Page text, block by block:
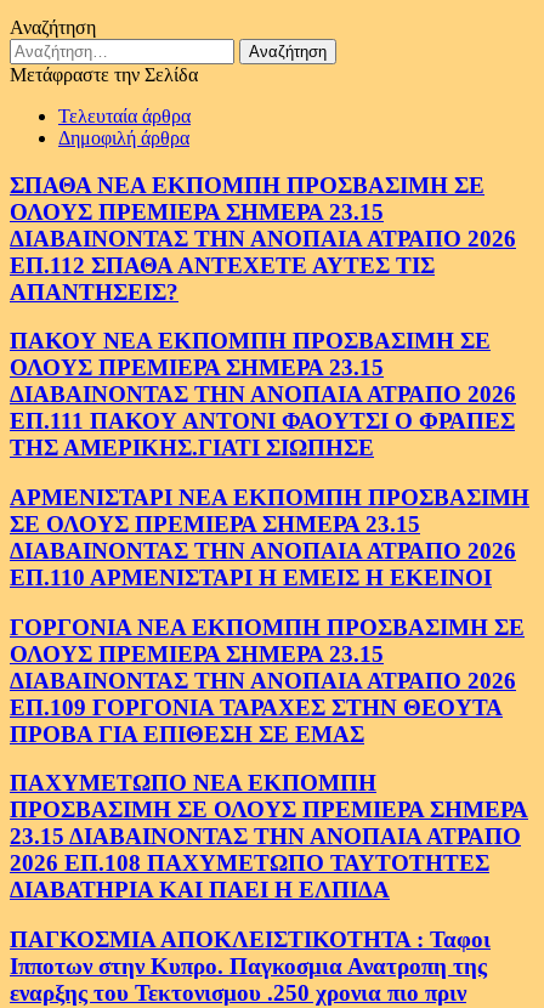
Αναζήτηση
Αναζήτηση
για:
Μετάφραστε την Σελίδα
Τελευταία άρθρα
Δημοφιλή άρθρα
ΣΠΑΘΑ ΝΕΑ ΕΚΠΟΜΠΗ ΠΡΟΣΒΑΣΙΜΗ ΣΕ
ΟΛΟΥΣ ΠΡΕΜΙΕΡΑ ΣΗΜΕΡΑ 23.15
ΔΙΑΒΑΙΝΟΝΤΑΣ ΤΗΝ ΑΝΟΠΑΙΑ ΑΤΡΑΠΟ 2026
ΕΠ.112 ΣΠΑΘΑ ΑΝΤΕΧΕΤΕ ΑΥΤΕΣ ΤΙΣ
ΑΠΑΝΤΗΣΕΙΣ?
ΠΑΚΟΥ ΝΕΑ ΕΚΠΟΜΠΗ ΠΡΟΣΒΑΣΙΜΗ ΣΕ
ΟΛΟΥΣ ΠΡΕΜΙΕΡΑ ΣΗΜΕΡΑ 23.15
ΔΙΑΒΑΙΝΟΝΤΑΣ ΤΗΝ ΑΝΟΠΑΙΑ ΑΤΡΑΠΟ 2026
ΕΠ.111 ΠΑΚΟΥ ΑΝΤΟΝΙ ΦΑΟΥΤΣΙ Ο ΦΡΑΠΕΣ
ΤΗΣ ΑΜΕΡΙΚΗΣ.ΓΙΑΤΙ ΣΙΩΠΗΣΕ
ΑΡΜΕΝΙΣΤΑΡΙ ΝΕΑ ΕΚΠΟΜΠΗ ΠΡΟΣΒΑΣΙΜΗ
ΣΕ ΟΛΟΥΣ ΠΡΕΜΙΕΡΑ ΣΗΜΕΡΑ 23.15
ΔΙΑΒΑΙΝΟΝΤΑΣ ΤΗΝ ΑΝΟΠΑΙΑ ΑΤΡΑΠΟ 2026
ΕΠ.110 ΑΡΜΕΝΙΣΤΑΡΙ Η ΕΜΕΙΣ Η ΕΚΕΙΝΟΙ
ΓΟΡΓΟΝΙΑ ΝΕΑ ΕΚΠΟΜΠΗ ΠΡΟΣΒΑΣΙΜΗ ΣΕ
ΟΛΟΥΣ ΠΡΕΜΙΕΡΑ ΣΗΜΕΡΑ 23.15
ΔΙΑΒΑΙΝΟΝΤΑΣ ΤΗΝ ΑΝΟΠΑΙΑ ΑΤΡΑΠΟ 2026
ΕΠ.109 ΓΟΡΓΟΝΙΑ ΤΑΡΑΧΕΣ ΣΤΗΝ ΘΕΟΥΤΑ
ΠΡΟΒΑ ΓΙΑ ΕΠΙΘΕΣΗ ΣΕ ΕΜΑΣ
ΠΑΧΥΜΕΤΩΠΟ ΝΕΑ ΕΚΠΟΜΠΗ
ΠΡΟΣΒΑΣΙΜΗ ΣΕ ΟΛΟΥΣ ΠΡΕΜΙΕΡΑ ΣΗΜΕΡΑ
23.15 ΔΙΑΒΑΙΝΟΝΤΑΣ ΤΗΝ ΑΝΟΠΑΙΑ ΑΤΡΑΠΟ
2026 ΕΠ.108 ΠΑΧΥΜΕΤΩΠΟ ΤΑΥΤΟΤΗΤΕΣ
ΔΙΑΒΑΤΗΡΙΑ ΚΑΙ ΠΑΕΙ Η ΕΛΠΙΔΑ
ΠΑΓΚΟΣΜΙΑ ΑΠΟΚΛΕΙΣΤΙΚΟΤΗΤΑ : Ταφοι
Ιπποτων στην Κυπρο. Παγκοσμια Ανατροπη της
εναρξης του Τεκτονισμου .250 χρονια πιο πριν